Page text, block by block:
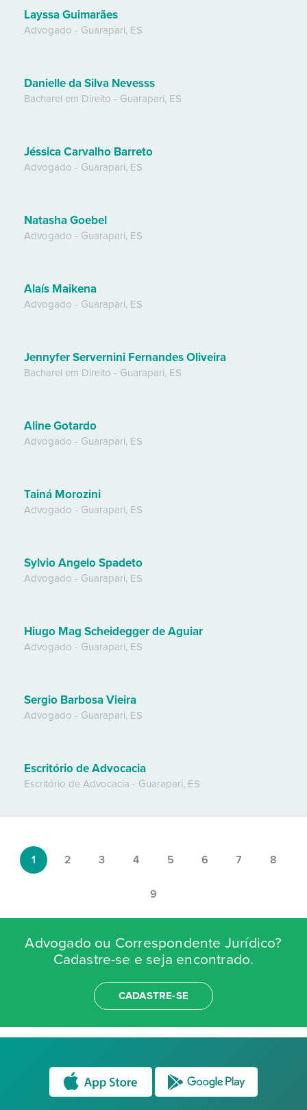
Layssa Guimarães
Advogado - Guarapari, ES
Danielle da Silva Nevesss
Bacharel em Direito - Guarapari, ES
Jéssica Carvalho Barreto
Advogado - Guarapari, ES
Natasha Goebel
Advogado - Guarapari, ES
Alaís Maikena
Advogado - Guarapari, ES
Jennyfer Servernini Fernandes Oliveira
Bacharel em Direito - Guarapari, ES
Aline Gotardo
Advogado - Guarapari, ES
Tainá Morozini
Advogado - Guarapari, ES
Sylvio Angelo Spadeto
Advogado - Guarapari, ES
Hiugo Mag Scheidegger de Aguiar
Advogado - Guarapari, ES
Sergio Barbosa Vieira
Advogado - Guarapari, ES
Escritório de Advocacia
Escritório de Advocacia - Guarapari, ES
1 2 3 4 5 6 7 8
9
Advogado ou Correspondente Jurídico?
Cadastre-se e seja encontrado.
CADASTRE-SE